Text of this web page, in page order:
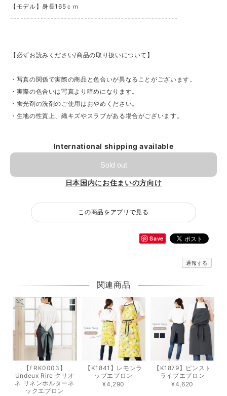
【モデル】身長165ｃｍ
--------------------------------------------------
【必ずお読みください/商品の取り扱いについて】
・写真の関係で実際の商品と色合いが異なることがございます。
・実際の色合いは写真より暗めになります。
・蛍光剤の洗剤のご使用はおやめください。
・生地の性質上、織キズやスラブがある場合がございます。
International shipping available
Sold out
日本国内にお住まいの方向け
この商品をアプリで見る
Save
通報する
関連商品
【FRK0003】
Undeux Rire クリオ
ネ リネンホルターネ
ックエプロン
【K1841】レモンラ
ップエプロン
¥4,290
【K1879】ピンスト
ライプエプロン
¥4,620